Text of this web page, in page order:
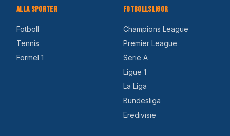
Alla Sporter
Fotboll
Tennis
Formel 1
Fotbollsligor
Champions League
Premier League
Serie A
Ligue 1
La Liga
Bundesliga
Eredivisie